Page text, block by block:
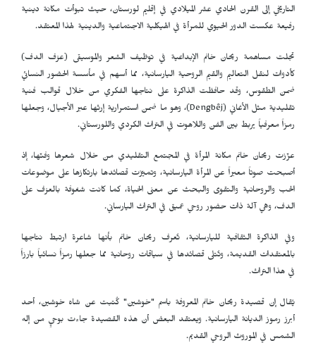
التاريخي إلى القرن الحادي عشر الميلادي في إقليم لورستان، حيث تبوأت مكانة دينية
رفيعة عكست الدور الحيوي للمرأة في الهيكلية الاجتماعية والدينية لهذا المعتقد.
تجلت مساهمة ريحان خانم الإبداعية في توظيف الشعر والموسيقى (عزف الدف)
كأدوات لنقل التعاليم والقيم الروحية اليارسانية، مما أسهم في مأسسة الحضور النسائي
ضمن الطقوس، وقد حافظت الذاكرة على نتاجها الفكري من خلال قوالب فنية
تقليدية مثل الأغاني (Dengbêj)، وهو ما ضمن استمرارية إرثها عبر الأجيال، وجعلها
رمزاً معرفياً يربط بين الفن واللاهوت في التراث الكردي واللورستاني.
عزّزت ريحان خانم مكانة المرأة في المجتمع التقليدي من خلال شعرها وفنّها، إذ
أصبحت صوتاً معبراً عن المرأة اليارسانية، وتميّزت قصائدها بارتكازها على موضوعات
الحب والروحانية والتقوى والبحث عن معنى الحياة، كما كانت شغوفة بالعزف على
الدف، وهي آلة ذات حضور روحي عميق في التراث اليارساني.
وفي الذاكرة الثقافية لليارسانية، تُعرف ريحان خانم بأنها شاعرة ارتبط نتاجها
بالمعتقدات القديمة، وتُتلى قصائدها في سياقات روحانية مما جعلها رمزاً نسائياً بارزاً
في هذا التراث.
يُقال إن قصيدة ريحان خانم المعروفة باسم "خوشين" كُتبت عن شاه خوشين، أحد
أبرز رموز الديانة اليارسانية. ويعتقد البعض أن هذه القصيدة جاءت بوحيٍ من إله
الشمس في الموروث الروحي القديم.